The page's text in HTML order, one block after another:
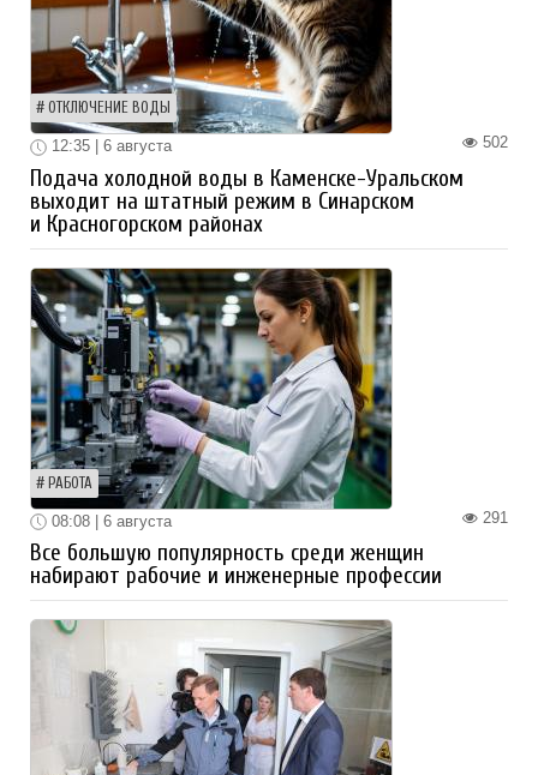
ОТКЛЮЧЕНИЕ ВОДЫ
502
12:35 | 6 августа
Подача холодной воды в Каменске-Уральском
выходит на штатный режим в Синарском
и Красногорском районах
РАБОТА
291
08:08 | 6 августа
Все большую популярность среди женщин
набирают рабочие и инженерные профессии